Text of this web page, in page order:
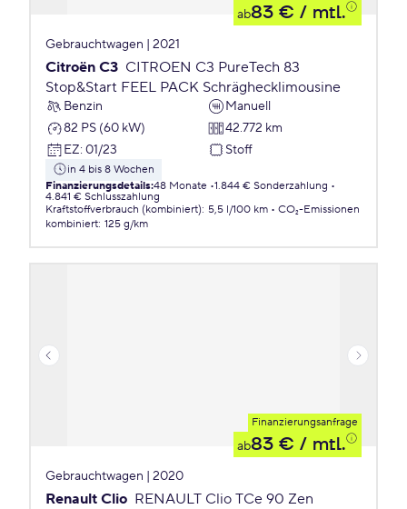
ab83 € / mtl.
Gebrauchtwagen | 2021
Citroën C3 CITROEN C3 PureTech 83
Stop&Start FEEL PACK Schräghecklimousine
Benzin
Manuell
82 PS (60 kW)
42.772 km
EZ: 01/23 Stoff
in 4 bis 8 Wochen
Finanzierungsdetails:48 Monate 1.844 € Sonderzahlung
4.841 € Schlusszahlung
Kraftstoffverbrauch (kombiniert): 5,5 l/100 km
CO₂-Emissionen
kombiniert: 125 g/km
Finanzierungsanfrage
ab83 € / mtl.
Gebrauchtwagen | 2020
Renault Clio RENAULT Clio TCe 90 Zen